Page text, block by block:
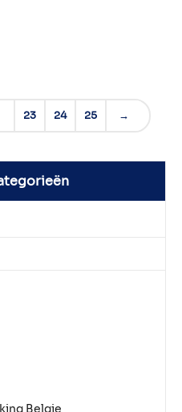
LEMON 12x30cl aantal
23 24 25 →
Belgie